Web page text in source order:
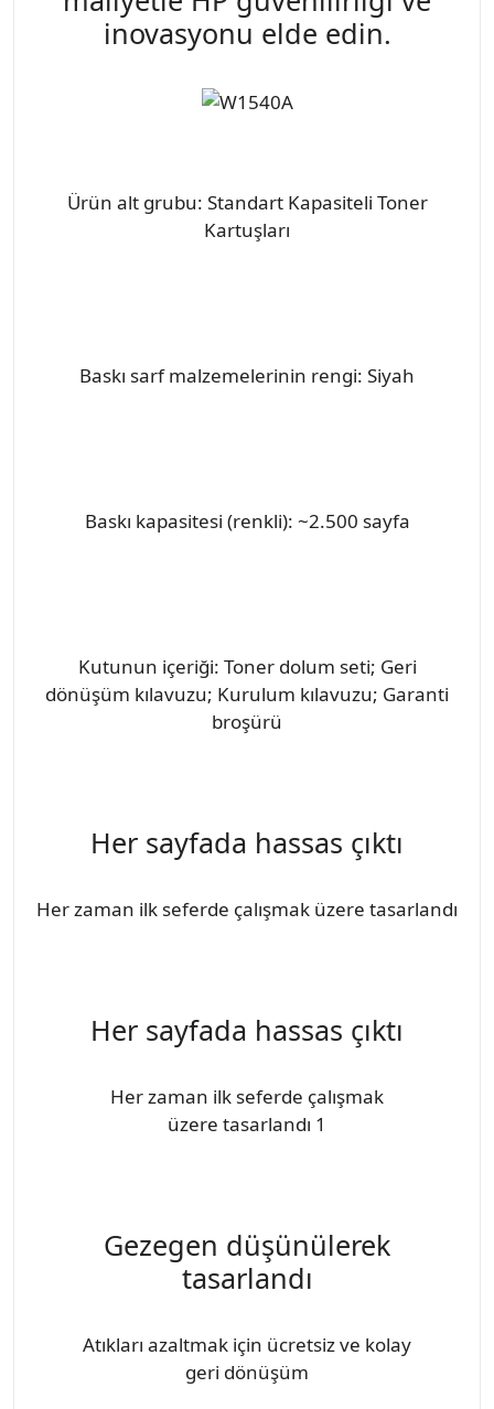
inovasyonu elde edin.
Ürün alt grubu: Standart Kapasiteli Toner
Kartuşları
Baskı sarf malzemelerinin rengi: Siyah
Baskı kapasitesi (renkli): ~2.500 sayfa
Kutunun içeriği: Toner dolum seti; Geri
dönüşüm kılavuzu; Kurulum kılavuzu; Garanti
broşürü
Her sayfada hassas çıktı
Her zaman ilk seferde çalışmak üzere tasarlandı
Her sayfada hassas çıktı
Her zaman ilk seferde çalışmak
üzere tasarlandı 1
Gezegen düşünülerek
tasarlandı
Atıkları azaltmak için ücretsiz ve kolay
geri dönüşüm